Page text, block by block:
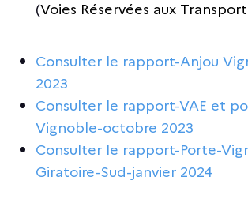
(Voies Réservées aux
Consulter le rapport-Anjou
2023
Consulter le rapport-VAE et
Vignoble-octobre 2023
Consulter le rapport-Porte-
Giratoire-Sud-janvier 2024